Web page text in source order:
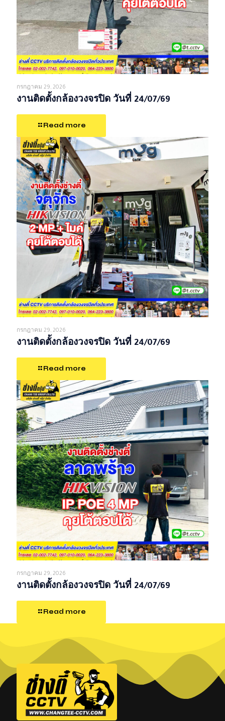
กรกฎาคม 29, 2026
งานติดตั้งกล้องวงจรปิด วันที่ 24/07/69
Read more
กรกฎาคม 29, 2026
งานติดตั้งกล้องวงจรปิด วันที่ 24/07/69
Read more
กรกฎาคม 29, 2026
งานติดตั้งกล้องวงจรปิด วันที่ 24/07/69
Read more